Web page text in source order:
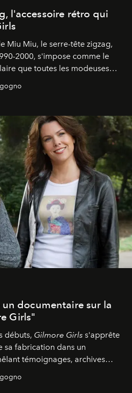
l'accessoire rétro qui
Miu Miu, le serre-tête zigzag,
2000, s'impose comme le
que toutes les modeuses
documentaire sur la
Girls"
débuts, Gilmore Girls s'apprête
sa fabrication dans un
témoignages, archives